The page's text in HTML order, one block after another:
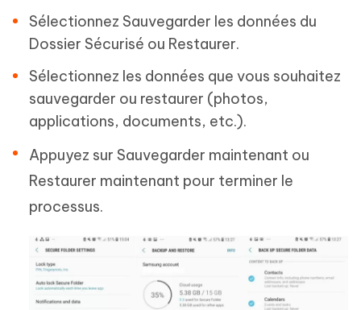
Sélectionnez Sauvegarder les données du
Dossier Sécurisé ou Restaurer.
Sélectionnez les données que vous souhaitez
sauvegarder ou restaurer (photos,
applications, documents, etc.).
Appuyez sur Sauvegarder maintenant ou
Restaurer maintenant pour terminer le
processus.